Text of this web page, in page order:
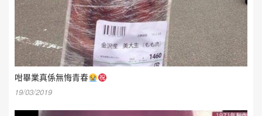
咁畢業真係無悔青春
19/03/2019